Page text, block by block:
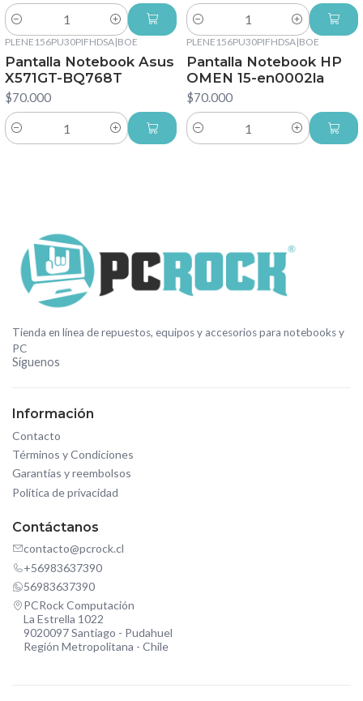
Cantidad Cantidad
PLENE156PU30PIFHDSA|BOE
Pantalla Notebook Asus
X571GT-BQ768T
$70.000
Cantidad
PLENE156PU30PIFHDSA|BOE
Pantalla Notebook HP
OMEN 15-en0002la
$70.000
Cantidad
Tienda en línea de repuestos, equipos y accesorios para notebooks y
PC
Síguenos
Información
Contacto
Términos y Condiciones
Garantías y reembolsos
Política de privacidad
Contáctanos
contacto@pcrock.cl
+56983637390
56983637390
PCRock Computación
La Estrella 1022
9020097 Santiago - Pudahuel
Región Metropolitana - Chile